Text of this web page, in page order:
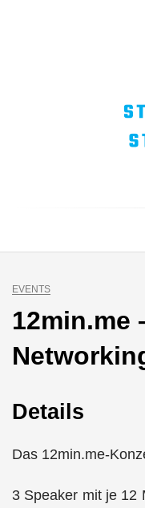
EVENTS
12min.me
Details
Das 12min.me-
3 Speaker mit je 12